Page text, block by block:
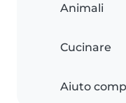
Animali
Cucinare
Aiuto